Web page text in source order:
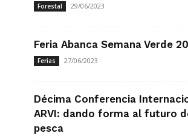
Forestal 29/06/2023
Feria Abanca Semana Verde
Ferias 27/06/2023
Décima Conferencia
ARVI: dando forma al futuro
pesca